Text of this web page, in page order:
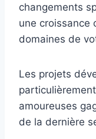
changements
une croissance
domaines de
Les projets
amoureuses
de la dernière